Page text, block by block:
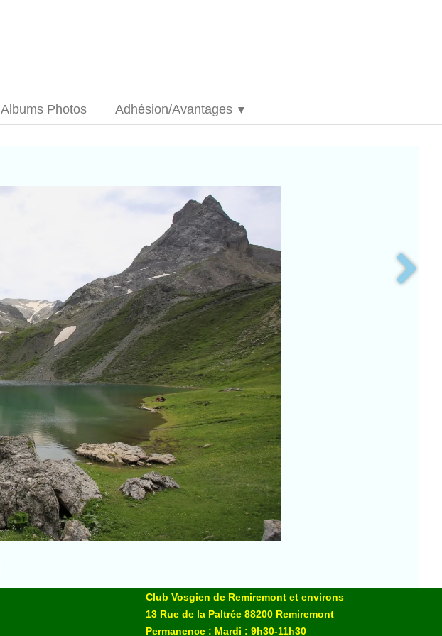
Albums Photos Adhésion/Avantages ▼
Club Vosgien de Remiremont et environs
13 Rue de la Paltrée 88200 Remiremont
Permanence : Mardi : 9h30-11h30